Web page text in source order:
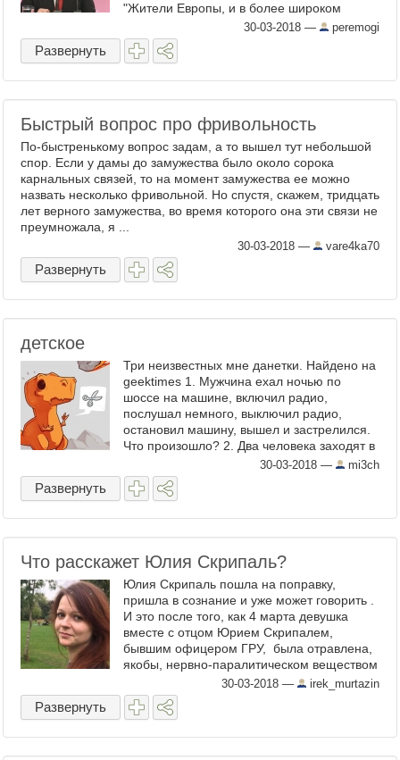
"Жители Европы, и в более широком
смысле - Запада, регулярно сталкиваются
с ...
30-03-2018 — peremogi
Развернуть
Быстрый вопрос про фривольность
По-быстренькому вопрос задам, а то вышел тут небольшой
спор. Если у дамы до замужества было около сорока
карнальных связей, то на момент замужества ее можно
назвать несколько фривольной. Но спустя, скажем, тридцать
лет верного замужества, во время которого она эти связи не
преумножала, я ...
30-03-2018 — vare4ka70
Развернуть
детское
Три неизвестных мне данетки. Найдено на
geektimes 1. Мужчина ехал ночью по
шоссе на машине, включил радио,
послушал немного, выключил радио,
остановил машину, вышел и застрелился.
Что произошло? 2. Два человека заходят в
лифт и катаются вверх-вниз много раз.
Потом выходят из лифта и ...
30-03-2018 — mi3ch
Развернуть
Что расскажет Юлия Скрипаль?
Юлия Скрипаль пошла на поправку,
пришла в сознание и уже может говорить .
И это после того, как 4 марта девушка
вместе с отцом Юрием Скрипалем,
бывшим офицером ГРУ, была отравлена,
якобы, нервно-паралитическом веществом
«Новичок». Тем самым «Новичком»,
который, как утверждал ...
30-03-2018 — irek_murtazin
Развернуть